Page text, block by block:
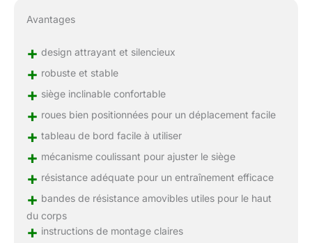
Avantages
+ design attrayant et silencieux
+ robuste et stable
+ siège inclinable confortable
+ roues bien positionnées pour un déplacement facile
+ tableau de bord facile à utiliser
+ mécanisme coulissant pour ajuster le siège
+ résistance adéquate pour un entraînement efficace
+ bandes de résistance amovibles utiles pour le haut
du corps
+ instructions de montage claires